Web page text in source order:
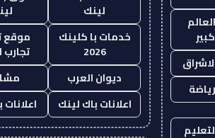
لينك
خدمات با كلينك
2026
موقع
تجارب
ديوان العرب
اعلانات باك لينك